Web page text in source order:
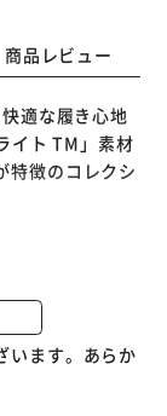
商品レビュー
適な履き心地
イト TM」素材
特徴のコレクシ
払いやすい通
ップ
います。あらか